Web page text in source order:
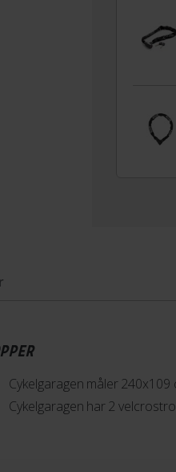
Cykelgaragen måler
Cykelgaragen har 2